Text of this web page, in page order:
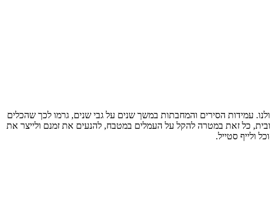
הישראלי של כולנו. עמידות הסירים והמחבתות במשך שנים על גבי שנים, גרמו לכך שהכלים
כל זאת במטרה להקל על העמלים במטבח, להנעים את זמנם ולייצר את
ולייף סטייל.